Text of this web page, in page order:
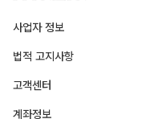
사업자 정보
법적 고지사항
고객센터
계좌정보